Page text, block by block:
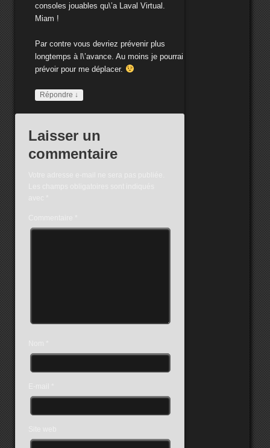
consoles jouables qu\’a Laval Virtual.
Miam !
Par contre vous devriez prévenir plus
longtemps à l\’avance. Au moins je pourrai
prévoir pour me déplacer.
Répondre ↓
Laisser un
commentaire